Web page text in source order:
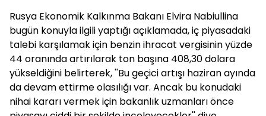
Rusya Ekonomik Kalkınma Bakanı Elvira Nabiullina
bugün konuyla ilgili yaptığı açıklamada, iç piyasadaki
talebi karşılamak için benzin ihracat vergisinin yüzde
44 oranında artırılarak ton başına 408,30 dolara
yükseldiğini belirterek, ''Bu geçici artışı haziran ayında
da devam ettirme olasılığı var. Ancak bu konudaki
nihai kararı vermek için bakanlık uzmanları önce